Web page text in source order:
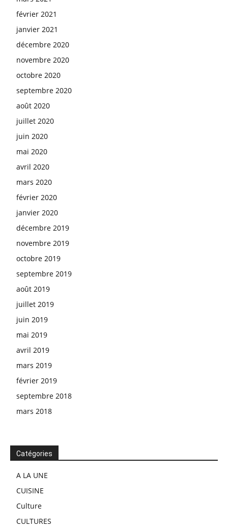
février 2021
janvier 2021
décembre 2020
novembre 2020
octobre 2020
septembre 2020
août 2020
juillet 2020
juin 2020
mai 2020
avril 2020
mars 2020
février 2020
janvier 2020
décembre 2019
novembre 2019
octobre 2019
septembre 2019
août 2019
juillet 2019
juin 2019
mai 2019
avril 2019
mars 2019
février 2019
septembre 2018
mars 2018
Catégories
A LA UNE
CUISINE
Culture
CULTURES